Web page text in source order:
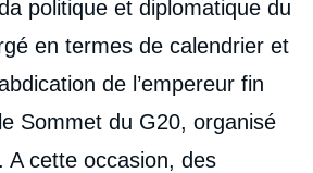
politique et diplomatique du
en termes de calendrier et
de l’empereur fin
Sommet du G20, organisé
A cette occasion, des